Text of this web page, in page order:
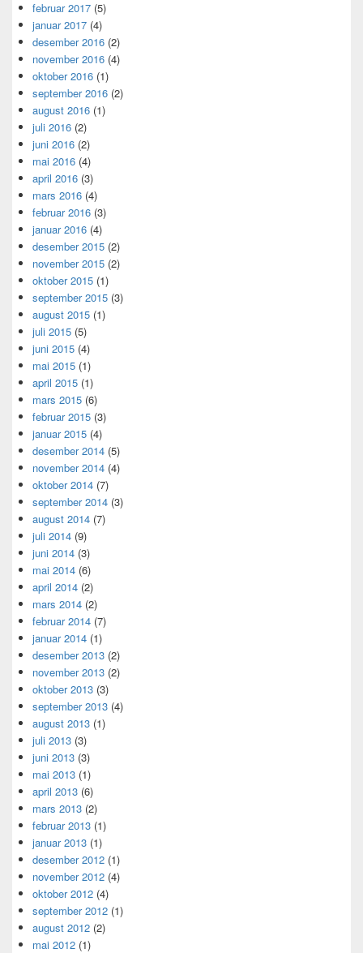
februar 2017 (5)
januar 2017 (4)
desember 2016 (2)
november 2016 (4)
oktober 2016 (1)
september 2016 (2)
august 2016 (1)
juli 2016 (2)
juni 2016 (2)
mai 2016 (4)
april 2016 (3)
mars 2016 (4)
februar 2016 (3)
januar 2016 (4)
desember 2015 (2)
november 2015 (2)
oktober 2015 (1)
september 2015 (3)
august 2015 (1)
juli 2015 (5)
juni 2015 (4)
mai 2015 (1)
april 2015 (1)
mars 2015 (6)
februar 2015 (3)
januar 2015 (4)
desember 2014 (5)
november 2014 (4)
oktober 2014 (7)
september 2014 (3)
august 2014 (7)
juli 2014 (9)
juni 2014 (3)
mai 2014 (6)
april 2014 (2)
mars 2014 (2)
februar 2014 (7)
januar 2014 (1)
desember 2013 (2)
november 2013 (2)
oktober 2013 (3)
september 2013 (4)
august 2013 (1)
juli 2013 (3)
juni 2013 (3)
mai 2013 (1)
april 2013 (6)
mars 2013 (2)
februar 2013 (1)
januar 2013 (1)
desember 2012 (1)
november 2012 (4)
oktober 2012 (4)
september 2012 (1)
august 2012 (2)
mai 2012 (1)